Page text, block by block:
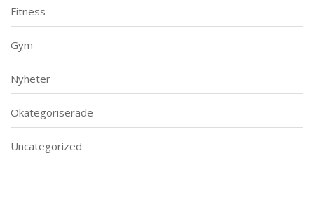
Fitness
Gym
Nyheter
Okategoriserade
Uncategorized